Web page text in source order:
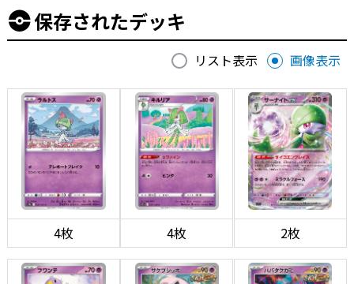
保存されたデッキ
リスト表示 画像表示
4枚 4枚 2枚